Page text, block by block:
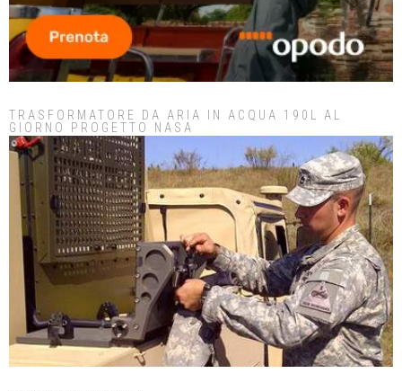
TRASFORMATORE DA ARIA IN ACQUA 190L AL
GIORNO PROGETTO NASA